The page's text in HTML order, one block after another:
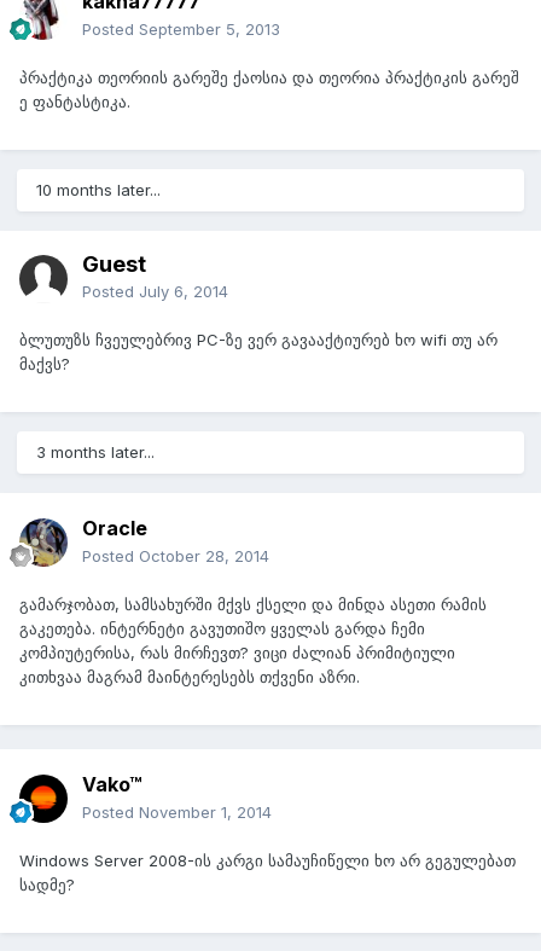
Posted September 5, 2013
პრაქტიკა თეორიის გარეშე ქაოსია და თეორია პრაქტიკის გარეშ
ე ფანტასტიკა.
10 months later...
Guest
Posted July 6, 2014
ბლუთუზს ჩვეულებრივ PC-ზე ვერ გავააქტიურებ ხო wifi თუ არ
მაქვს?
3 months later...
Oracle
Posted October 28, 2014
გამარჯობათ, სამსახურში მქვს ქსელი და მინდა ასეთი რამის
გაკეთება. ინტერნეტი გავუთიშო ყველას გარდა ჩემი
კომპიუტერისა, რას მირჩევთ? ვიცი ძალიან პრიმიტიული
კითხვაა მაგრამ მაინტერესებს თქვენი აზრი.
Vako™
Posted November 1, 2014
Windows Server 2008-ის კარგი სამაუჩიწელი ხო არ გეგულებათ
სადმე?